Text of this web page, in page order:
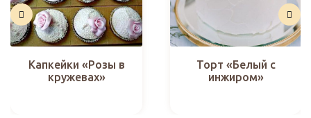
Капкейки «Розы в
кружевах»
Торт «Белый с
инжиром»